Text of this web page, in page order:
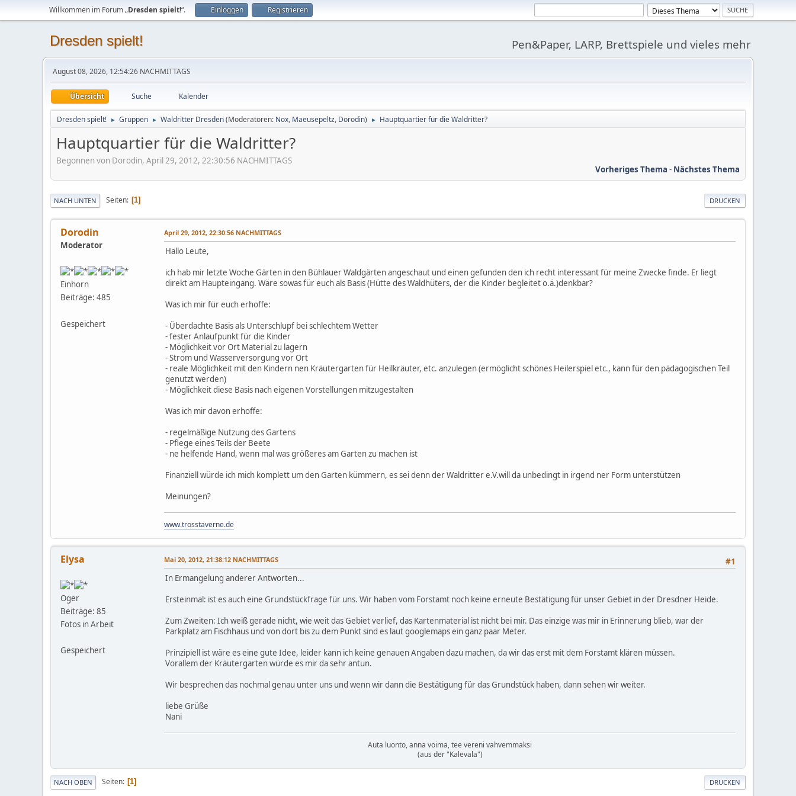
Willkommen im Forum „Dresden spielt!“. Einloggen Registrieren
Dresden spielt! Pen&Paper, LARP, Brettspiele und vieles mehr
August 08, 2026, 12:54:26 NACHMITTAGS
Übersicht Suche Kalender
Dresden spielt! ► Gruppen ► Waldritter Dresden(Moderatoren: Nox, Maeusepeltz, Dorodin) ► Hauptquartier für die Waldritter?
Hauptquartier für die Waldritter?
Begonnen von Dorodin, April 29, 2012, 22:30:56 NACHMITTAGS
Vorheriges Thema - Nächstes Thema
DRUCKEN
NACH UNTEN Seiten 1
Dorodin
Moderator
Einhorn
Beiträge: 485
Gespeichert
April 29, 2012, 22:30:56 NACHMITTAGS
Hallo Leute,
ich hab mir letzte Woche Gärten in den Bühlauer Waldgärten angeschaut und einen gefunden den ich recht interessant für meine Zwecke finde. Er liegt
direkt am Haupteingang. Wäre sowas für euch als Basis (Hütte des Waldhüters, der die Kinder begleitet o.ä.)denkbar?
Was ich mir für euch erhoffe:
- Überdachte Basis als Unterschlupf bei schlechtem Wetter
- fester Anlaufpunkt für die Kinder
- Möglichkeit vor Ort Material zu lagern
- Strom und Wasserversorgung vor Ort
- reale Möglichkeit mit den Kindern nen Kräutergarten für Heilkräuter, etc. anzulegen (ermöglicht schönes Heilerspiel etc., kann für den pädagogischen Teil
genutzt werden)
- Möglichkeit diese Basis nach eigenen Vorstellungen mitzugestalten
Was ich mir davon erhoffe:
- regelmäßige Nutzung des Gartens
- Pflege eines Teils der Beete
- ne helfende Hand, wenn mal was größeres am Garten zu machen ist
Finanziell würde ich mich komplett um den Garten kümmern, es sei denn der Waldritter e.V.will da unbedingt in irgend ner Form unterstützen
Meinungen?
www.trosstaverne.de
Elysa
Oger
Beiträge: 85
Fotos in Arbeit
Gespeichert
#1
Mai 20, 2012, 21:38:12 NACHMITTAGS
In Ermangelung anderer Antworten...
Ersteinmal: ist es auch eine Grundstückfrage für uns. Wir haben vom Forstamt noch keine erneute Bestätigung für unser Gebiet in der Dresdner Heide.
Zum Zweiten: Ich weiß gerade nicht, wie weit das Gebiet verlief, das Kartenmaterial ist nicht bei mir. Das einzige was mir in Erinnerung blieb, war der
Parkplatz am Fischhaus und von dort bis zu dem Punkt sind es laut googlemaps ein ganz paar Meter.
Prinzipiell ist wäre es eine gute Idee, leider kann ich keine genauen Angaben dazu machen, da wir das erst mit dem Forstamt klären müssen.
Vorallem der Kräutergarten würde es mir da sehr antun.
Wir besprechen das nochmal genau unter uns und wenn wir dann die Bestätigung für das Grundstück haben, dann sehen wir weiter.
liebe Grüße
Nani
Auta luonto, anna voima, tee vereni vahvemmaksi
(aus der "Kalevala")
DRUCKEN
NACH OBEN Seiten 1